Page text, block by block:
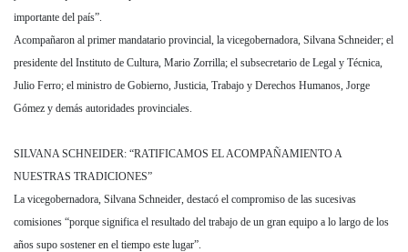
importante del país”.
Acompañaron al primer mandatario provincial, la vicegobernadora, Silvana Schneider; el
presidente del Instituto de Cultura, Mario Zorrilla; el subsecretario de Legal y Técnica,
Julio Ferro; el ministro de Gobierno, Justicia, Trabajo y Derechos Humanos, Jorge
Gómez y demás autoridades provinciales.
SILVANA SCHNEIDER: “RATIFICAMOS EL ACOMPAÑAMIENTO A
NUESTRAS TRADICIONES”
La vicegobernadora, Silvana Schneider, destacó el compromiso de las sucesivas
comisiones “porque significa el resultado del trabajo de un gran equipo a lo largo de los
años supo sostener en el tiempo este lugar”.